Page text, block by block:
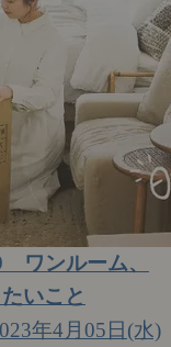
ワンルーム、
いこと
年4月05日(水)